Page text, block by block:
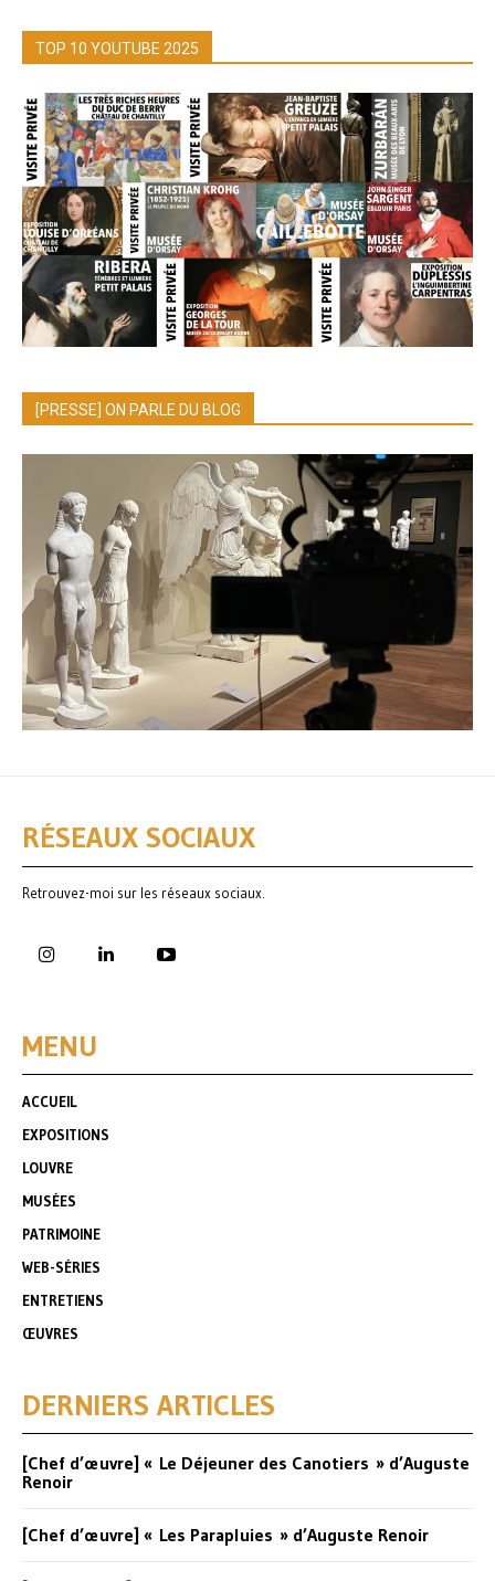
TOP 10 YOUTUBE 2025
[PRESSE] ON PARLE DU BLOG
RÉSEAUX SOCIAUX
Retrouvez-moi sur les réseaux sociaux.
MENU
ACCUEIL
EXPOSITIONS
LOUVRE
MUSÉES
PATRIMOINE
WEB-SÉRIES
ENTRETIENS
ŒUVRES
DERNIERS ARTICLES
[Chef d’œuvre] « Le Déjeuner des Canotiers » d’Auguste
Renoir
[Chef d’œuvre] « Les Parapluies » d’Auguste Renoir